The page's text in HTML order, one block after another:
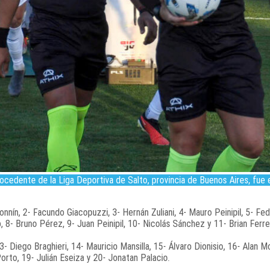
de la Liga Deportiva de Salto, provincia de Buenos Aires,
2- Facundo Giacopuzzi, 3- Hernán Zuliani, 4- Mauro Peinipil, 5-
8- Bruno Pérez, 9- Juan Peinipil, 10- Nicolás Sánchez y 11- Brian
Diego Braghieri, 14- Mauricio Mansilla, 15- Álvaro Dionisio, 16- Alan
19- Julián Eseiza y 20- Jonatan Palacio.